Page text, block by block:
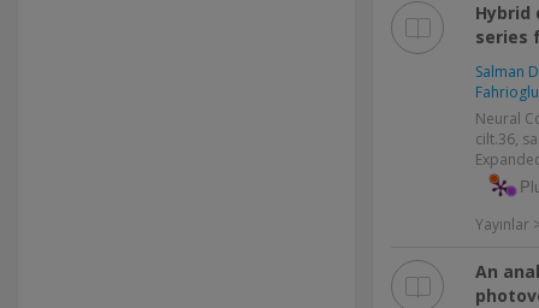
Hybrid
series
Salman
Neural
cilt.36,
Yayınlar
An